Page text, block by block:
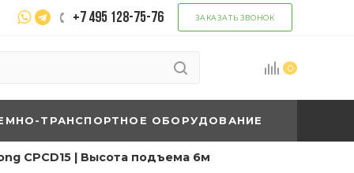
+7 495 128-75-76 ЗАКАЗАТЬ ЗВОНОК
0
ТРАНСПОРТНОЕ ОБОРУДОВАНИЕ
CPCD15 | Высота подъема 6м